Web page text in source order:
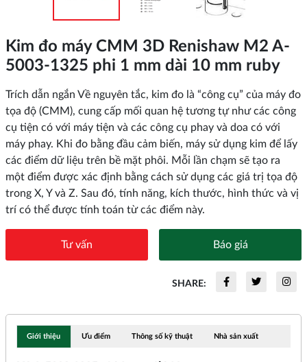
Kim đo máy CMM 3D Renishaw M2 A-
5003-1325 phi 1 mm dài 10 mm ruby
Trích dẫn ngắn Về nguyên tắc, kim đo là “công cụ” của máy đo
tọa độ (CMM), cung cấp mối quan hệ tương tự như các công
cụ tiện có với máy tiện và các công cụ phay và doa có với
máy phay. Khi đo bằng đầu cảm biến, máy sử dụng kim để lấy
các điểm dữ liệu trên bề mặt phôi. Mỗi lần chạm sẽ tạo ra
một điểm được xác định bằng cách sử dụng các giá trị tọa độ
trong X, Y và Z. Sau đó, tính năng, kích thước, hình thức và vị
trí có thể được tính toán từ các điểm này.
Tư vấn Báo giá
SHARE:
Giới thiệu Ưu điểm Thông số kỹ thuật Nhà sản xuất